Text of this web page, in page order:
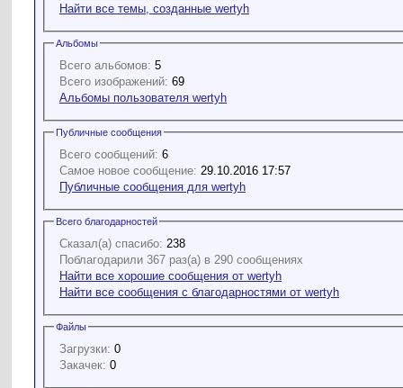
Найти все темы, созданные wertyh
Альбомы
Всего альбомов: 5
Всего изображений: 69
Альбомы пользователя wertyh
Публичные сообщения
Всего сообщений: 6
Самое новое сообщение: 29.10.2016 17:57
Публичные сообщения для wertyh
Всего благодарностей
Сказал(а) спасибо: 238
Поблагодарили 367 раз(а) в 290 сообщениях
Найти все хорошие сообщения от wertyh
Найти все сообщения с благодарностями от wertyh
Файлы
Загрузки: 0
Закачек: 0